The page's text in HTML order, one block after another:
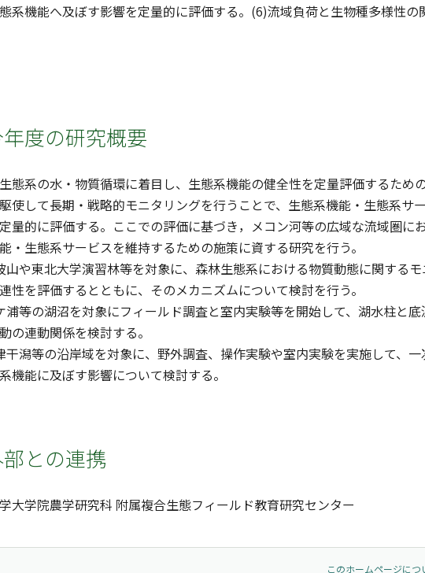
系機能へ及ぼす影響を定量的に評価する。(6)流域負荷と生物種多様性
度の研究概要
態系の水・物質循環に着目し、生態系機能の健全性を定量評価するため
使して長期・戦略的モニタリングを行うことで、生態系機能・生態系サ
量的に評価する。ここでの評価に基づき，メコン河等の広域な流域圏に
・生態系サービスを維持するための施策に資する研究を行う。
山や東北大学演習林等を対象に、森林生態系における物質動態に関する
性を評価するとともに、そのメカニズムについて検討を行う。
浦等の湖沼を対象にフィールド調査と室内実験等を開始して、湖水柱と
の連動関係を検討する。
干潟等の沿岸域を対象に、野外調査、操作実験や室内実験を実施して、
機能に及ぼす影響について検討する。
との連携
大学院農学研究科 附属複合生態フィールド教育研究センター
このホームページにつ